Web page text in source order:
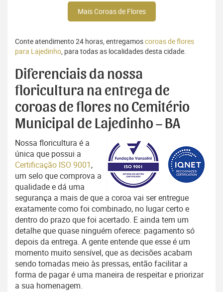
Mais Coroas de Flores
Conte atendimento 24 horas, entregamoscoroas de flores
para Lajedinho, para todas as localidades desta cidade.
Diferenciais da nossa
floricultura na entrega de
coroas de flores no Cemitério
Municipal de Lajedinho – BA
Nossa floricultura é a
única que possui a
Certificação ISO 9001,
um selo que comprova a
qualidade e dá uma
segurança a mais de que a coroa vai ser entregue
exatamente como foi combinado, no lugar certo e
dentro do prazo que foi acertado. E ainda tem um
detalhe que quase ninguém oferece: pagamento só
depois da entrega. A gente entende que esse é um
momento muito sensível, que as decisões acabam
sendo tomadas meio às pressas, então facilitar a
forma de pagar é uma maneira de respeitar e priorizar
a sua homenagem.